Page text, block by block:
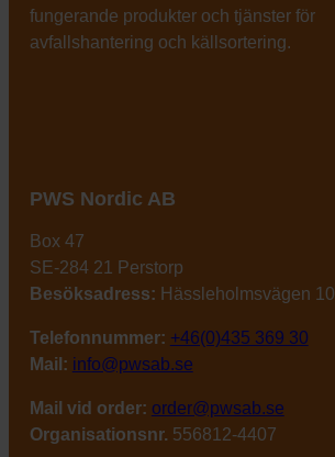
fungerande produkter och tjänster för
avfallshantering och källsortering.
PWS Nordic AB
Box 47
SE-284 21 Perstorp
Besöksadress: Hässleholmsvägen 10
Telefonnummer: +46(0)435 369 30
Mail: info@pwsab.se
Mail vid order: order@pwsab.se
Organisationsnr. 556812-4407